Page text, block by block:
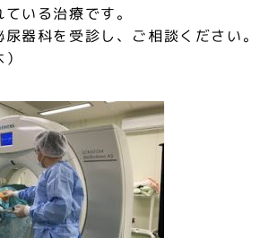
いる治療です。
器科を受診し、ご相談ください。